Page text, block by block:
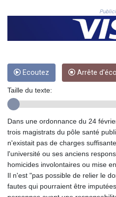
Ecoutez Arrête
Taille du texte:
Dans une ordonnance du 24
trois magistrats du pôle santé
n'existait pas de charges
l'université ou ses anciens
homicides involontaires ou mise
Il n'est "pas possible de relier le
fautes qui pourraient être